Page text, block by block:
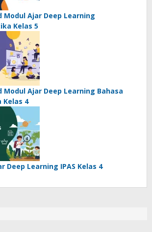
Modul Ajar Deep Learning
Kelas 5
Modul Ajar Deep Learning Bahasa
Kelas 4
Deep Learning IPAS Kelas 4